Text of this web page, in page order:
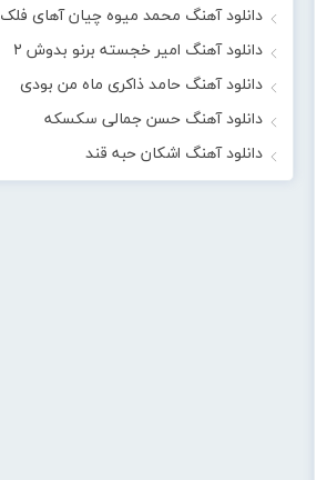
دانلود آهنگ محمد میوه چیان آهای فلک
دانلود آهنگ امیر خجسته برنو بدوش ۲
دانلود آهنگ حامد ذاکری ماه من بودی
دانلود آهنگ حسن جمالی سکسکه
دانلود آهنگ اشکان حبه قند